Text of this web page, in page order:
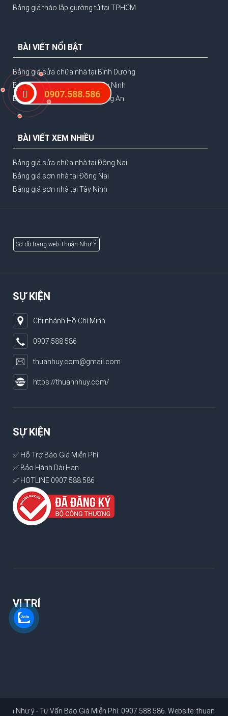
Bảng giá tháo lắp giường tủ tại TPHCM
BÀI VIẾT NỔI BẬT
Bảng giá sửa chữa nhà tại Bình Dương
Bảng giá sửa chữa nhà tại Tây Ninh
Bảng giá sửa chữa nhà tại Long An
BÀI VIẾT XEM NHIỀU
Bảng giá sửa chữa nhà tại Đồng Nai
Bảng giá sơn nhà tại Đồng Nai
Bảng giá sơn nhà tại Tây Ninh
Sơ đồ trang web Thuận Như Ý
SỰ KIỆN
Chi nhánh Hồ Chí Minh
0907.588.586
thuanhuy.com@gmail.com
https://thuannhuy.com/
SỰ KIỆN
✅ Hỗ Trợ Báo Giá Miễn Phí
✅ Bảo Hành Dài Hạn
✅ HOTLINE 0907.588.586
VỊ TRÍ
ý - Tư Vấn Báo Giá Miễn Phí: 0907.588.586. Website:
0907.588.586